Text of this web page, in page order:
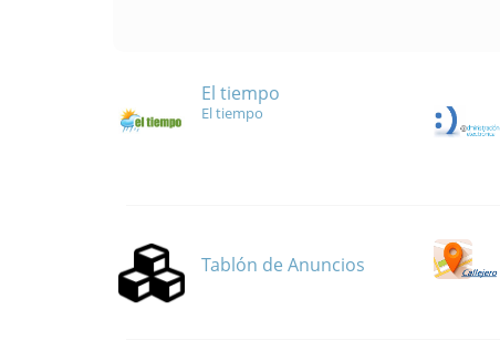
El tiempo
El tiempo
Tablón de Anuncios